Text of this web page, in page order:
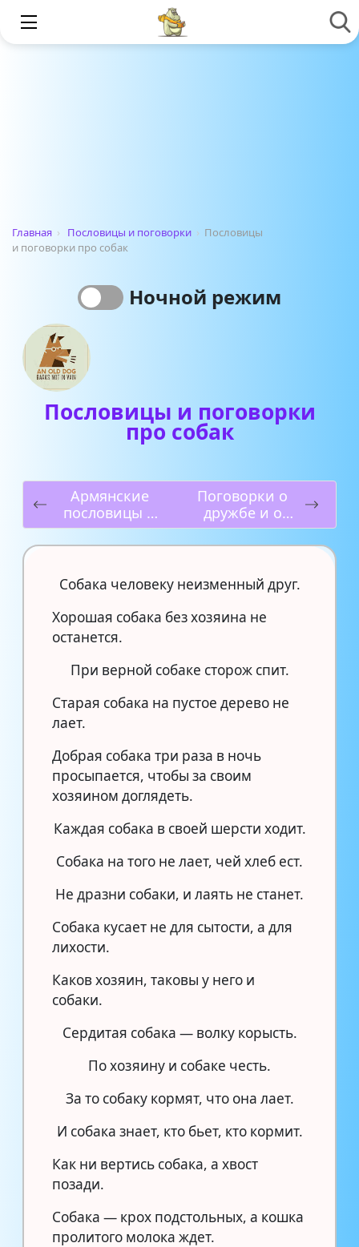
Главная › Пословицы и поговорки › Пословицы
и поговорки про собак
Ночной режим
Пословицы и поговорки
про собак
Армянские
пословицы и
поговорки
Поговорки о
дружбе и о
Родине
Собака человеку неизменный друг.
Хорошая собака без хозяина не
останется.
При верной собаке сторож спит.
Старая собака на пустое дерево не
лает.
Добрая собака три раза в ночь
просыпается, чтобы за своим
хозяином доглядеть.
Каждая собака в своей шерсти ходит.
Собака на того не лает, чей хлеб ест.
Не дразни собаки, и лаять не станет.
Собака кусает не для сытости, а для
лихости.
Каков хозяин, таковы у него и
собаки.
Сердитая собака — волку корысть.
По хозяину и собаке честь.
За то собаку кормят, что она лает.
И собака знает, кто бьет, кто кормит.
Как ни вертись собака, а хвост
позади.
Собака — крох подстольных, а кошка
пролитого молока ждет.